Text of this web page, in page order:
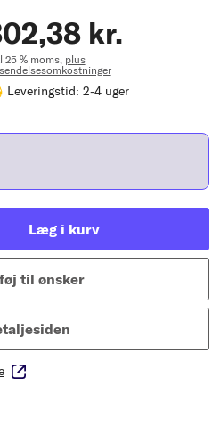
kr.
25 % moms, plus
Leveringstid: 2-4 uger
Læg i kurv
til ønsker